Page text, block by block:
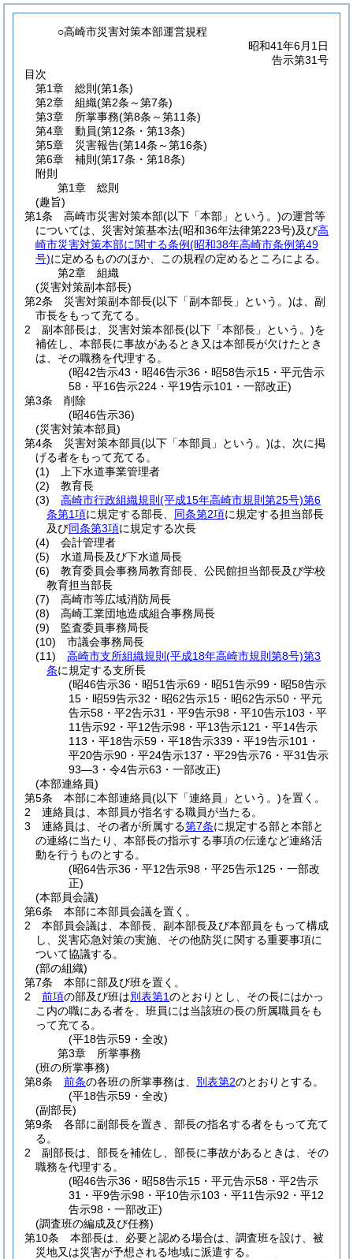
○高崎市災害対策本部運営規程
昭和41年6月1日
告示第31号
目次
第1章
総則 (第1条)
第2章
組織(第2条～第7条)
第3章
所掌事務(第8条～第11条)
第4章
動員(第12条・第13条)
第5章
災害報告(第14条～第16条)
第6章
補則 (第17条・第18条)
附則
第1章
総則
(趣旨)
第1条
高崎市災害対策本部(以下「本部」という。)の運営等
については、災害対策基本法(昭和36年法律第223号)及び高
崎市災害対策本部に関する条例(昭和38年高崎市条例第49
号)に定めるもののほか、この規程の定めるところによる。
第2章
組織
(災害対策副本部長)
第2条
災害対策副本部長(以下「副本部長」という。)は、副
市長をもって充てる。
2
副本部長は、災害対策本部長(以下「本部長」という。)を
補佐し、本部長に事故があるとき又は本部長が欠けたとき
は、その職務を代理する。
(昭42告示43・昭46告示36・昭58告示15・平元告示
58・平16告示224・平19告示101・一部改正)
第3条
削除
(昭46告示36)
(災害対策本部員)
第4条
災害対策本部員(以下「本部員」という。)は、次に掲
げる者をもって充てる。
(1)
上下水道事業管理者
(2)
教育長
(3)
高崎市行政組織規則 (平成15年高崎市規則第25号)第6
条第1項に規定する部長、 同条第2項に規定する担当部長
及び同条第3項に規定する次長
(4)
会計管理者
(5)
水道局長及び下水道局長
(6)
教育委員会事務局教育部長、公民館担当部長及び学校
教育担当部長
(7)
高崎市等広域消防局長
(8)
高崎工業団地造成組合事務局長
(9)
監査委員事務局長
(10)
市議会事務局長
(11)
高崎市支所組織規則 (平成18年高崎市規則第8号)第3
条に規定する支所長
(昭46告示36・昭51告示69・昭51告示99・昭58告示
15・昭59告示32・昭62告示15・昭62告示50・平元
告示58・平2告示31・平9告示98・平10告示103・平
11告示92・平12告示98・平13告示121・平14告示
113・平18告示59・平18告示339・平19告示101・
平20告示90・平24告示137・平29告示76・平31告示
93―3・令4告示63・一部改正)
(本部連絡員)
第5条
本部に本部連絡員(以下「連絡員」という。)を置く。
2
連絡員は、本部員が指名する職員が当たる。
3
連絡員は、その者が所属する第7条に規定する部と本部と
の連絡に当たり、本部長の指示する事項の伝達など連絡活
動を行うものとする。
(昭64告示36・平12告示98・平25告示125・一部改
正)
(本部員会議)
第6条
本部に本部員会議を置く。
2
本部員会議は、本部長、副本部長及び本部員をもって構成
し、災害応急対策の実施、その他防災に関する重要事項に
ついて協議する。
(部の組織)
第7条
本部に部及び班を置く。
2
前項の部及び班は別表第1のとおりとし、その長にはかっ
こ内の職にある者を、班員には当該班の長の所属職員をも
って充てる。
(平18告示59・全改)
第3章
所掌事務
(班の所掌事務)
第8条
前条の各班の所掌事務は、 別表第2のとおりとする。
(平18告示59・全改)
(副部長)
第9条
各部に副部長を置き、部長の指名する者をもって充て
る。
2
副部長は、部長を補佐し、部長に事故があるときは、その
職務を代理する。
(昭46告示36・昭58告示15・平元告示58・平2告示
31・平9告示98・平10告示103・平11告示92・平12
告示98・一部改正)
(調査班の編成及び任務)
第10条
本部長は、必要と認める場合は、調査班を設け、被
災地又は災害が予想される地域に派遣する。